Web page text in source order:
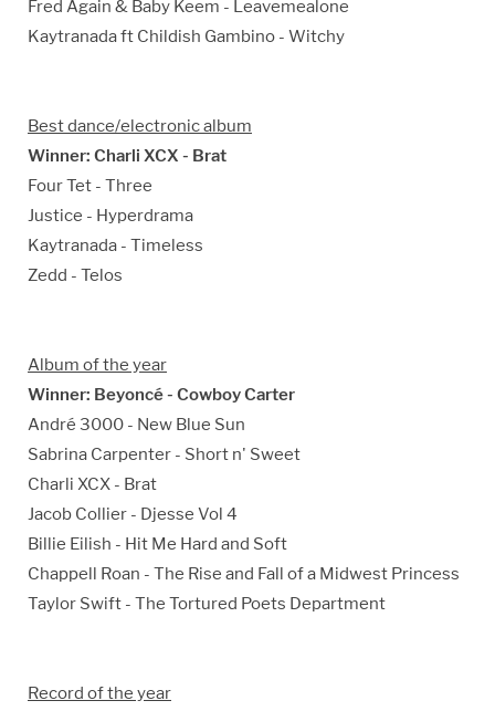
Fred Again & Baby Keem - Leavemealone
Kaytranada ft Childish Gambino - Witchy
Best dance/electronic album
Winner: Charli XCX - Brat
Four Tet - Three
Justice - Hyperdrama
Kaytranada - Timeless
Zedd - Telos
Album of the year
Winner: Beyoncé - Cowboy Carter
André 3000 - New Blue Sun
Sabrina Carpenter - Short n' Sweet
Charli XCX - Brat
Jacob Collier - Djesse Vol 4
Billie Eilish - Hit Me Hard and Soft
Chappell Roan - The Rise and Fall of a Midwest Princess
Taylor Swift - The Tortured Poets Department
Record of the year